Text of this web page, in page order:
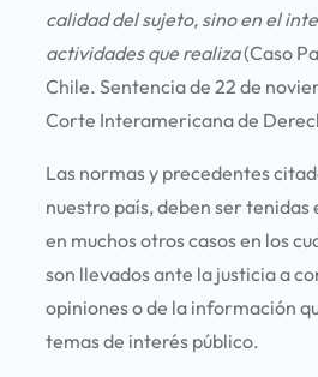
calidad del sujeto, sino en el
actividades que realiza(Caso
Chile. Sentencia de 22 de
Corte Interamericana de
Las normas y precedentes
nuestro país, deben ser tenidas
en muchos otros casos en los
son llevados ante la justicia a
opiniones o de la información
temas de interés público.